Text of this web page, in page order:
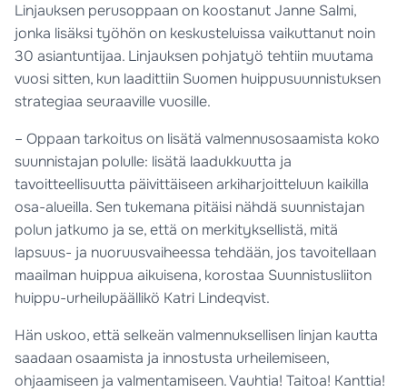
Linjauksen perusoppaan on koostanut Janne Salmi,
jonka lisäksi työhön on keskusteluissa vaikuttanut noin
30 asiantuntijaa. Linjauksen pohjatyö tehtiin muutama
vuosi sitten, kun laadittiin Suomen huippusuunnistuksen
strategiaa seuraaville vuosille.
– Oppaan tarkoitus on lisätä valmennusosaamista koko
suunnistajan polulle: lisätä laadukkuutta ja
tavoitteellisuutta päivittäiseen arkiharjoitteluun kaikilla
osa-alueilla. Sen tukemana pitäisi nähdä suunnistajan
polun jatkumo ja se, että on merkityksellistä, mitä
lapsuus- ja nuoruusvaiheessa tehdään, jos tavoitellaan
maailman huippua aikuisena, korostaa Suunnistusliiton
huippu-urheilupäällikö Katri Lindeqvist.
Hän uskoo, että selkeän valmennuksellisen linjan kautta
saadaan osaamista ja innostusta urheilemiseen,
ohjaamiseen ja valmentamiseen. Vauhtia! Taitoa! Kanttia!